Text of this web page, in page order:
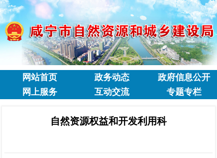
网站首页 政务动态
政府信息公开
网上服务
互动交流 专题专栏
自然资源权益和开发利用科